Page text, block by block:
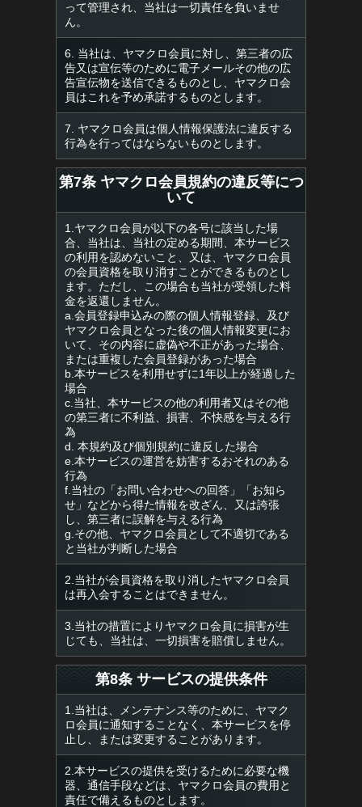
って管理され、当社は一切責任を負いませ
ん。
6. 当社は、ヤマクロ会員に対し、第三者の広
告又は宣伝等のために電子メールその他の広
告宣伝物を送信できるものとし、ヤマクロ会
員はこれを予め承諾するものとします。
7. ヤマクロ会員は個人情報保護法に違反する
行為を行ってはならないものとします。
第7条 ヤマクロ会員規約の違反等につ
いて
1.ヤマクロ会員が以下の各号に該当した場
合、当社は、当社の定める期間、本サービス
の利用を認めないこと、又は、ヤマクロ会員
の会員資格を取り消すことができるものとし
ます。ただし、この場合も当社が受領した料
金を返還しません。
a.会員登録申込みの際の個人情報登録、及び
ヤマクロ会員となった後の個人情報変更にお
いて、その内容に虚偽や不正があった場合、
または重複した会員登録があった場合
b.本サービスを利用せずに1年以上が経過した
場合
c.当社、本サービスの他の利用者又はその他
の第三者に不利益、損害、不快感を与える行
為
d. 本規約及び個別規約に違反した場合
e.本サービスの運営を妨害するおそれのある
行為
f.当社の「お問い合わせへの回答」「お知ら
せ」などから得た情報を改ざん、又は誇張
し、第三者に誤解を与える行為
g.その他、ヤマクロ会員として不適切である
と当社が判断した場合
2.当社が会員資格を取り消したヤマクロ会員
は再入会することはできません。
3.当社の措置によりヤマクロ会員に損害が生
じても、当社は、一切損害を賠償しません。
第8条 サービスの提供条件
1.当社は、メンテナンス等のために、ヤマク
ロ会員に通知することなく、本サービスを停
止し、または変更することがあります。
2.本サービスの提供を受けるために必要な機
器、通信手段などは、ヤマクロ会員の費用と
責任で備えるものとします。